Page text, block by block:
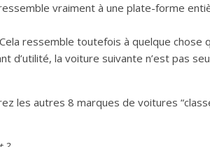
vraiment à une plate-forme
ressemble toutefois à quelque chose
d’utilité, la voiture suivante n’est pas
les autres 8 marques de voitures